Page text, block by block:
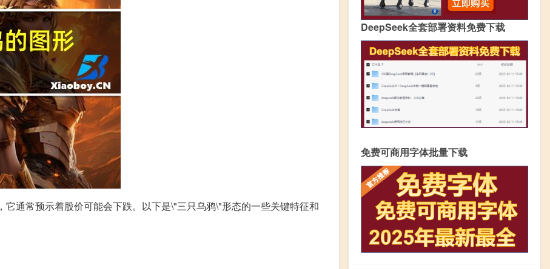
，它通常预示着股价可能会下跌。以下是\"三只乌鸦\"形态的一些关键特征和
DeepSeek全套部署资料免费下载
免费可商用字体批量下载